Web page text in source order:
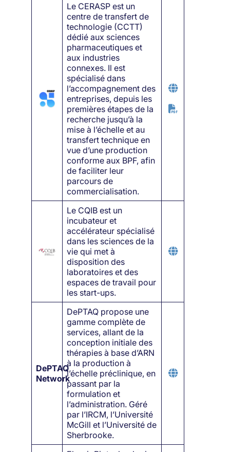
Le CERASP est un
centre de transfert de
technologie (CCTT)
dédié aux sciences
pharmaceutiques et
aux industries
connexes. Il est
spécialisé dans
l’accompagnement des
entreprises, depuis les
premières étapes de la
recherche jusqu’à la
mise à l’échelle et au
transfert technique en
vue d’une production
conforme aux BPF, afin
de faciliter leur
parcours de
commercialisation.
Le CQIB est un
incubateur et
accélérateur spécialisé
dans les sciences de la
vie qui met à
disposition des
laboratoires et des
espaces de travail pour
les start-ups.
DePTAQ
Network
DePTAQ propose une
gamme complète de
services, allant de la
conception initiale des
thérapies à base d’ARN
à la production à
l’échelle préclinique, en
passant par la
formulation et
l’administration. Géré
par l’IRCM, l’Université
McGill et l’Université de
Sherbrooke.